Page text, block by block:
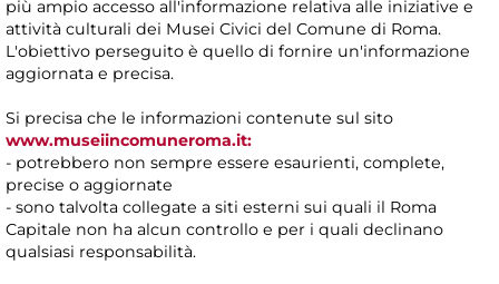
più ampio accesso all'informazione relativa alle iniziative e
attività culturali dei Musei Civici del Comune di Roma.
L'obiettivo perseguito è quello di fornire un'informazione
aggiornata e precisa.
Si precisa che le informazioni contenute sul sito
www.museiincomuneroma.it:
- potrebbero non sempre essere esaurienti, complete,
precise o aggiornate
- sono talvolta collegate a siti esterni sui quali il Roma
Capitale non ha alcun controllo e per i quali declinano
qualsiasi responsabilità.